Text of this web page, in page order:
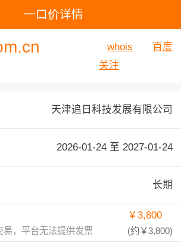
一口价详情
whois
百度
关注
天津追日科技发展有限公司
2026-01-24 至 2027-01-24
长期
易，平台无法提供发票
￥3,800
(约￥3,800)